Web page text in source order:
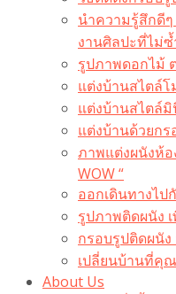
นำความรู้สึกดี
งานศิลปะที่ไม่ซ้
รูปภาพดอกไม้
แต่งบ้านสไตล์โ
แต่งบ้านสไตล์
แต่งบ้านด้วยก
ภาพแต่งผนังห้
WOW “
ออกเดินทางไป
รูปภาพติดผนัง
กรอบรูปติดผนั
เปลี่ยนบ้านที่คุ
About Us